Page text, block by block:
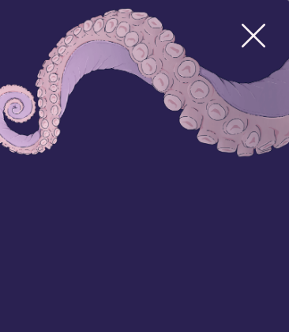
IMPRENSA EVENTOS